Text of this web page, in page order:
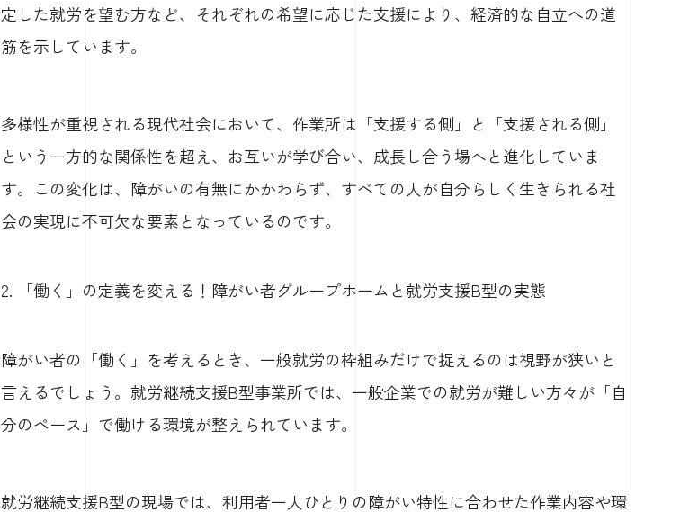
定した就労を望む方など、それぞれの希望に応じた支援により、経済的な自立への道
筋を示しています。
多様性が重視される現代社会において、作業所は「支援する側」と「支援される側」
という一方的な関係性を超え、お互いが学び合い、成長し合う場へと進化していま
す。この変化は、障がいの有無にかかわらず、すべての人が自分らしく生きられる社
会の実現に不可欠な要素となっているのです。
2. 「働く」の定義を変える！障がい者グループホームと就労支援B型の実態
障がい者の「働く」を考えるとき、一般就労の枠組みだけで捉えるのは視野が狭いと
言えるでしょう。就労継続支援B型事業所では、一般企業での就労が難しい方々が「自
分のペース」で働ける環境が整えられています。
就労継続支援B型の現場では、利用者一人ひとりの障がい特性に合わせた作業内容や環